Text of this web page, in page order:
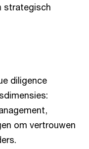
strategisch
diligence
om vertrouwen